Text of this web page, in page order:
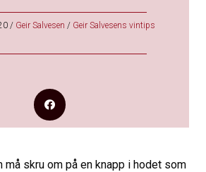
/ Geir Salvesen / Geir Salvesens vintips
må skru om på en knapp i hodet som